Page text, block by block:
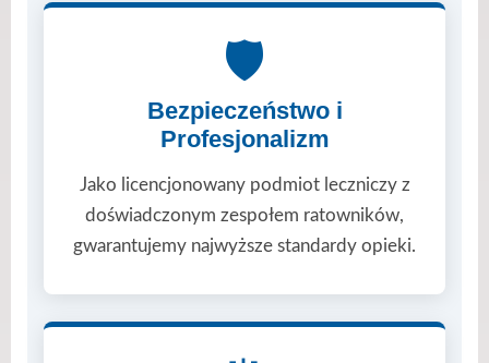
🛡️
Bezpieczeństwo i
Profesjonalizm
Jako licencjonowany podmiot leczniczy z
doświadczonym zespołem ratowników,
gwarantujemy najwyższe standardy opieki.